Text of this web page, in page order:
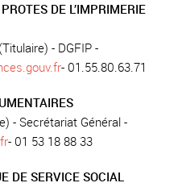
DE L’IMPRIMERIE
- DGFIP -
- 01.55.80.63.71
- Secrétariat Général -
- 01 53 18 88 33
DE SERVICE SOCIAL